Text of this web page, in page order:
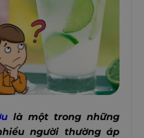
là một trong những
người thường áp